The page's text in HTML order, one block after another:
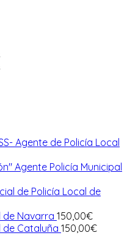
Agente de Policía Local
Agente Policía Municipal
de Policía Local de
de Navarra 150,00€
de Cataluña 150,00€